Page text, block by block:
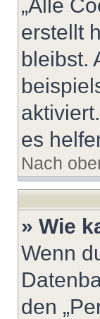
„Alle
erstellt
bleibst.
es
Nach
» Wie
Wenn
den